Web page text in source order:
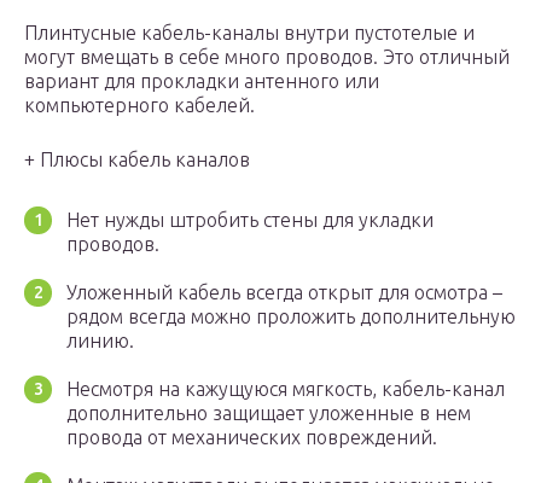
Плинтусные кабель-каналы внутри пустотелые и
могут вмещать в себе много проводов. Это отличный
вариант для прокладки антенного или
компьютерного кабелей.
+ Плюсы кабель каналов
Нет нужды штробить стены для укладки
проводов.
Уложенный кабель всегда открыт для осмотра –
рядом всегда можно проложить дополнительную
линию.
Несмотря на кажущуюся мягкость, кабель-канал
дополнительно защищает уложенные в нем
провода от механических повреждений.